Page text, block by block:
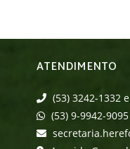
ATENDIMENTO
(53) 3242-1332
(53) 9-9942-9095